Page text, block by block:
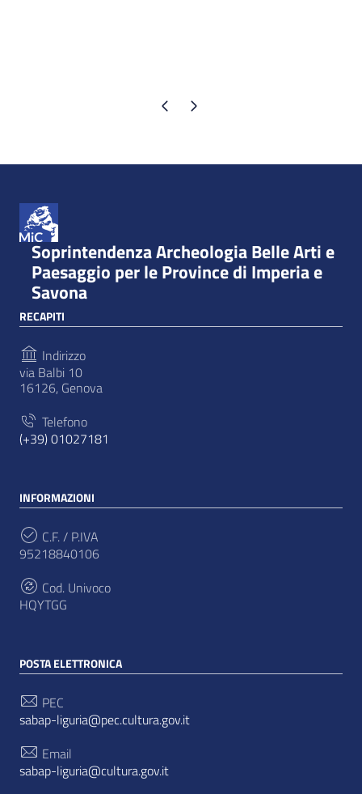
Pagina precedente
Pagina successiva
Soprintendenza Archeologia Belle Arti e
Paesaggio per le Province di Imperia e
Savona
RECAPITI
Indirizzo
via Balbi 10
16126, Genova
Telefono
(+39) 01027181
INFORMAZIONI
C.F. / P.IVA
95218840106
Cod. Univoco
HQYTGG
POSTA ELETTRONICA
PEC
sabap-liguria@pec.cultura.gov.it
Email
sabap-liguria@cultura.gov.it